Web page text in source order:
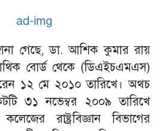
জানা গেছে, ডা. আশিক কুমার রায়
বোর্ড থেকে (ডিএইচএমএস)
১২ মে ২০১০ তারিখে। অথচ
৩১ নভেম্বর ২০০৯ তারিখে
রাষ্ট্রবিজ্ঞান বিভাগের